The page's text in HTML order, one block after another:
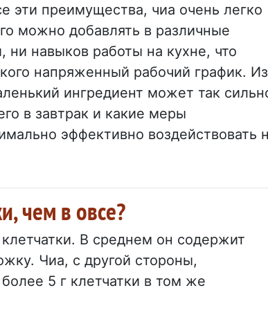
эти преимущества, чиа очень легко
можно добавлять в различные
ни навыков работы на кухне, что
напряженный рабочий график. Из
ингредиент может так
в завтрак и какие меры
эффективно воздействовать
чем в овсе?
В среднем он содержит
Чиа, с другой стороны,
5 г клетчатки в том же